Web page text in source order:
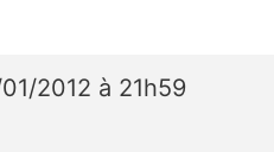
2012 à 21h59